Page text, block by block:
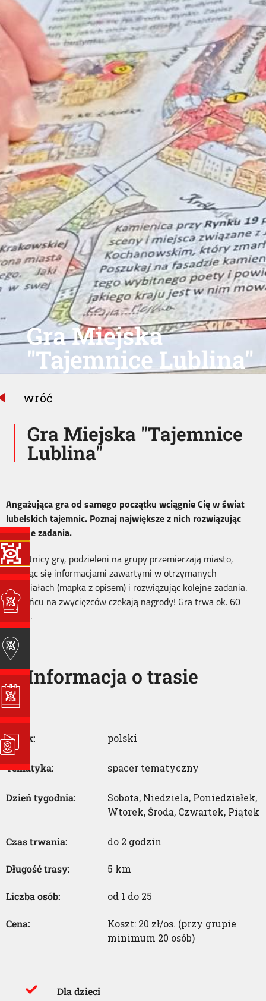
Gra Miejska
"Tajemnice Lublina"
Gra Miejska "Tajemnice
Lublina"
wróć
Angażująca gra od samego początku wciągnie Cię w świat
lubelskich tajemnic. Poznaj największe z nich rozwiązując
kolejne zadania.
Uczestnicy gry, podzieleni na grupy przemierzają miasto,
kierując się informacjami zawartymi w otrzymanych
materiałach (mapka z opisem) i rozwiązując kolejne zadania.
Na końcu na zwycięzców czekają nagrody! Gra trwa ok. 60
minut.
Informacja o trasie
Język: polski
Tematyka: spacer tematyczny
Dzień tygodnia: Sobota, Niedziela, Poniedziałek,
Wtorek, Środa, Czwartek, Piątek
Czas trwania: do 2 godzin
Długość trasy: 5 km
Liczba osób: od 1 do 25
Cena:
Koszt: 20 zł/os. (przy grupie
minimum 20 osób)
Dla dzieci